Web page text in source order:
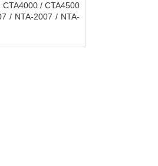
/ CTA4500
/ NTA-2007 / NTA-